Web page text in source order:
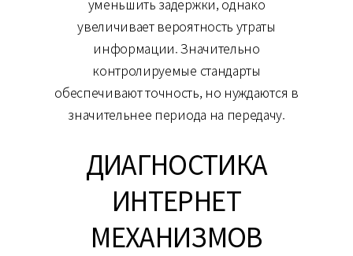
уменьшить задержки, однако
увеличивает вероятность утраты
информации. Значительно
контролируемые стандарты
обеспечивают точность, но нуждаются в
значительнее периода на передачу.
ДИАГНОСТИКА
ИНТЕРНЕТ
МЕХАНИЗМОВ